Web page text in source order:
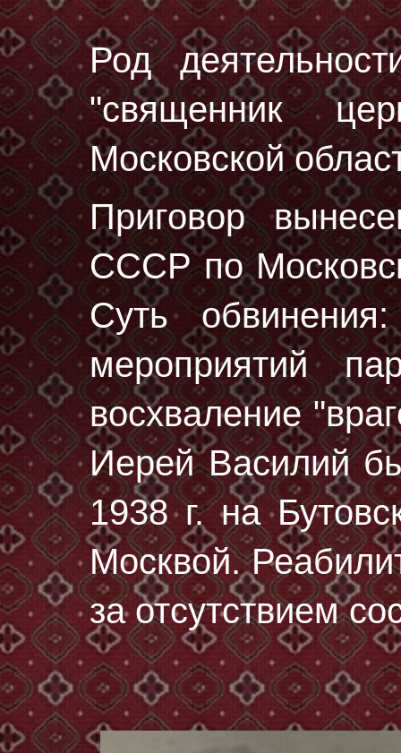
Род
"священник
Московской
Приговор
СССР по
Суть
мероприятий
восхваление
Иерей Василий
1938 г.на
Москвой.
за отсутствием